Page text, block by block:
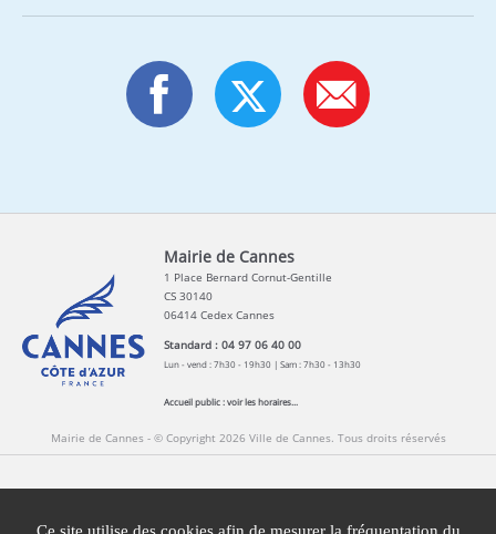
Mairie de Cannes
1 Place Bernard Cornut-Gentille
CS 30140
06414 Cedex Cannes
Standard : 04 97 06 40 00
Lun - vend : 7h30 - 19h30 | Sam : 7h30 - 13h30
Accueil public :voir les horaires...
Mairie de Cannes - © Copyright 2026 Ville de Cannes. Tous droits réservés